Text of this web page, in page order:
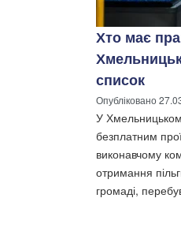
Хто має
список
Опубліковано
У
безплатним
виконавчому
отримання
громаді,